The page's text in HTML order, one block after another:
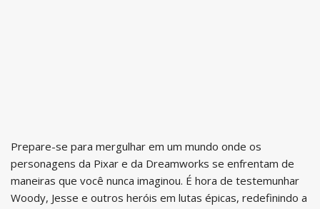
Prepare-se para mergulhar em um mundo onde os
personagens da Pixar e da Dreamworks se enfrentam de
maneiras que você nunca imaginou. É hora de testemunhar
Woody, Jesse e outros heróis em lutas épicas, redefinindo a